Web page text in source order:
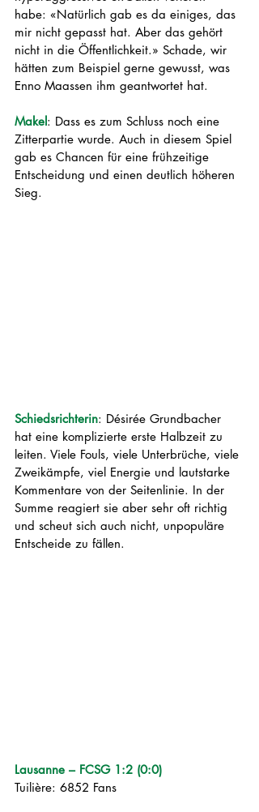
habe: «Natürlich gab es da einiges, das
mir nicht gepasst hat. Aber das gehört
nicht in die Öffentlichkeit.» Schade, wir
hätten zum Beispiel gerne gewusst, was
Enno Maassen ihm geantwortet hat.
Makel: Dass es zum Schluss noch eine
Zitterpartie wurde. Auch in diesem Spiel
gab es Chancen für eine frühzeitige
Entscheidung und einen deutlich höheren
Sieg.
Schiedsrichterin: Désirée Grundbacher
hat eine komplizierte erste Halbzeit zu
leiten. Viele Fouls, viele Unterbrüche, viele
Zweikämpfe, viel Energie und lautstarke
Kommentare von der Seitenlinie. In der
Summe reagiert sie aber sehr oft richtig
und scheut sich auch nicht, unpopuläre
Entscheide zu fällen.
Lausanne – FCSG 1:2 (0:0)
Tuilière: 6852 Fans